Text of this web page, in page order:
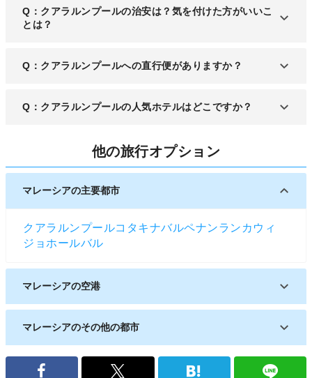
A：東南アジア有数の大都市であるクアラルンプー
ル。名物も多く、20世紀最大のタワーである「ペト
Q：クアラルンプールの治安は？気を付けた方がいいこ
とは？
A：クアラルンプールの治安はやや悪く、軽犯罪が
Q：クアラルンプールへの直行便がありますか？
A：マレーシア航空、パティック・エア、日本から
Q：クアラルンプールの人気ホテルはどこですか？
A：「JW マリオット クアラルンプール」、「ザ リ
ッツ カールトン、クアラルンプール」が人気です。
他の旅行オプション
マレーシアの主要都市
クアラルンプールコタキナバルペナンランカウィ
ジョホールバル
マレーシアの空港
クアラルンプール国際空港
マレーシアのその他の都市
ポートクラン マラッカ イポー